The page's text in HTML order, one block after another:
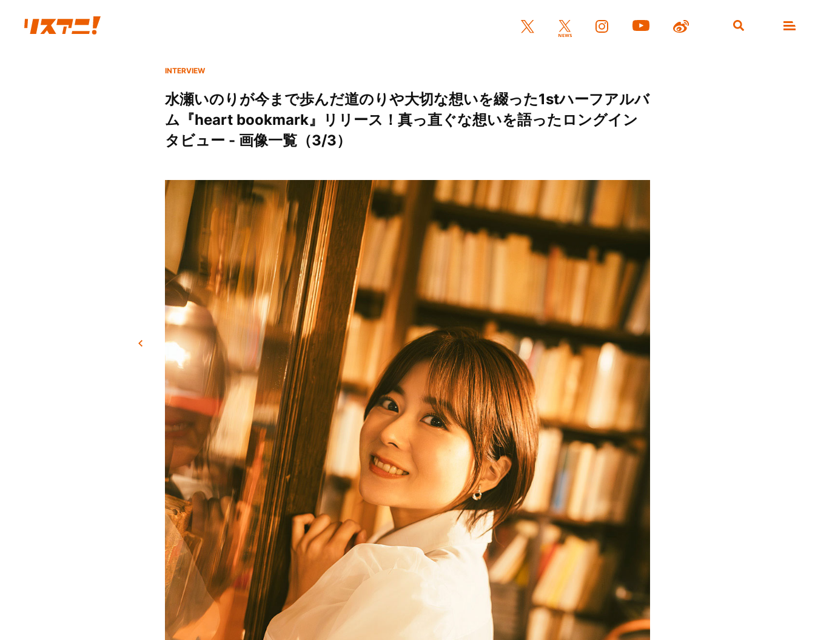
INTERVIEW
水瀬いのりが今まで歩んだ道のりや大切な想いを綴った1stハーフアルバ
ム『heart bookmark』リリース！真っ直ぐな想いを語ったロングイン
タビュー - 画像一覧（3/3）